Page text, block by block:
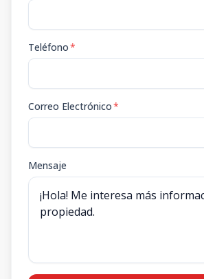
Teléfono*
Correo Electrónico*
Mensaje